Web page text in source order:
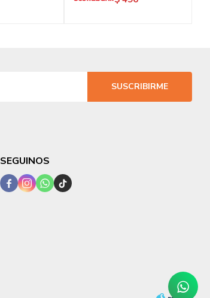
SUSCRIBIRME
SEGUINOS
   